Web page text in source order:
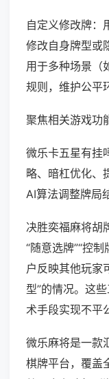
自定义修改牌：
修改自身牌型或
用于多种场景（
规则，维护公平
聚焦相关游戏功
微乐卡五星有挂
略、暗杠优化、
AI算法调整牌局
决胜奕福麻将胡
“随意选牌”“控
户反映其他玩家
型”的情况。这
术手段实现不平
微乐麻将是一款
棋牌平台，覆盖